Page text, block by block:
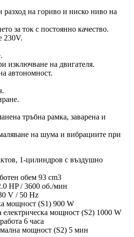
на гориво и ниско ниво на
за ток с постоянно качество.
230V.
изключване на двигателя.
автономност.
тръбна рамка, заварена и
на шума и вибрациите при
1-цилиндров с въздушно
обем 93 cm3
HP / 3600 об./мин
V / 50 Hz
мощност (S1) 900 W
мощност (S2) 1000 W
6 часа
мощност (S2) 5 мин